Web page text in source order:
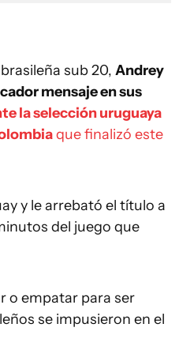
sub 20, Andrey
mensaje en sus
la selección uruguaya
que finalizó este
y le arrebató el título a
del juego que
o empatar para ser
se impusieron en el